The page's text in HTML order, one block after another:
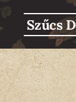
Szűcs